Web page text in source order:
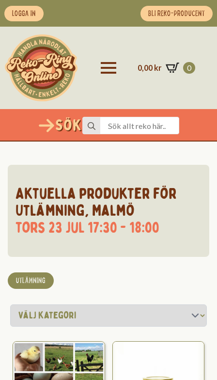
LOGGA IN BLI REKO-PRODUCENT
0,00 kr 0
Sök Search
for:
Aktuella produkter för
Utlämning, Malmö
tors 23 jul 17:30 - 18:00
UTLÄMNING